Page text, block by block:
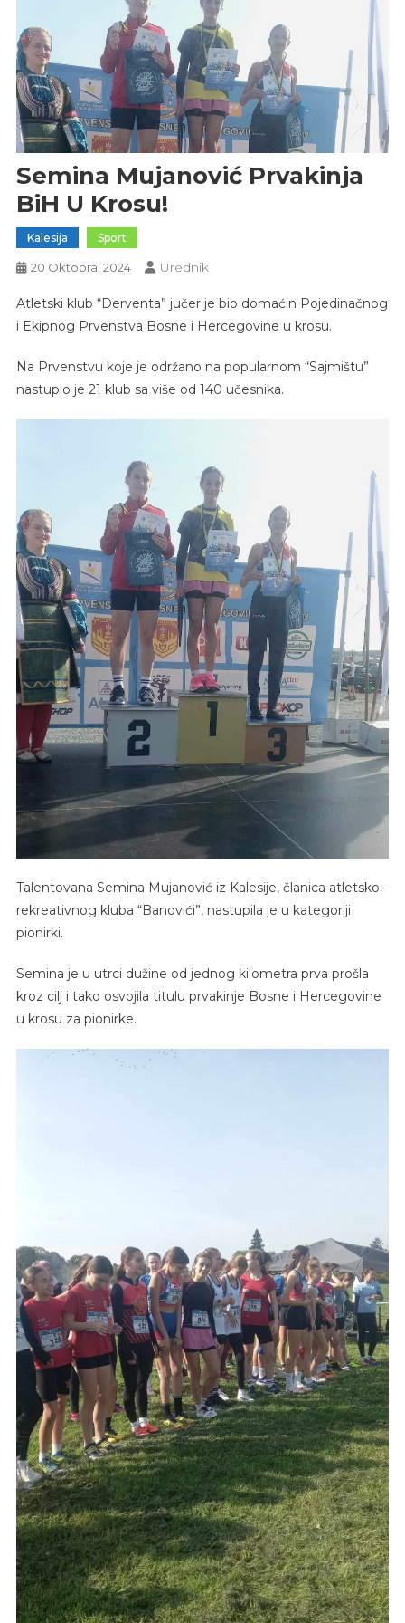
Semina Mujanović Prvakinja
BiH U Krosu!
Kalesija Sport
20 Oktobra, 2024 Urednik
Atletski klub “Derventa” jučer je bio domaćin Pojedinačnog
i Ekipnog Prvenstva Bosne i Hercegovine u krosu.
Na Prvenstvu koje je održano na popularnom “Sajmištu”
nastupio je 21 klub sa više od 140 učesnika.
Talentovana Semina Mujanović iz Kalesije, članica atletsko-
rekreativnog kluba “Banovići”, nastupila je u kategoriji
pionirki.
Semina je u utrci dužine od jednog kilometra prva prošla
kroz cilj i tako osvojila titulu prvakinje Bosne i Hercegovine
u krosu za pionirke.